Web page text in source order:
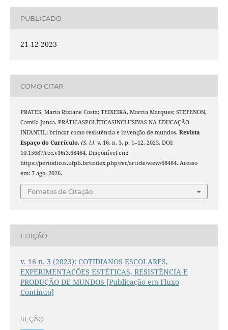
PUBLICADO
21-12-2023
COMO CITAR
PRATES, Maria Riziane Costa; TEIXEIRA, Marcia Marques; STEFENON,
Camila Junca. PRÁTICASPOLÍTICASINCLUSIVAS NA EDUCAÇÃO
INFANTIL: brincar como resistência e invenção de mundos. Revista
Espaço do Currículo, [S. l.], v. 16, n. 3, p. 1–12, 2023. DOI:
10.15687/rec.v16i3.68464. Disponível em:
https://periodicos.ufpb.br/index.php/rec/article/view/68464. Acesso
em: 7 ago. 2026.
Fomatos de Citação
EDIÇÃO
v. 16 n. 3 (2023): COTIDIANOS ESCOLARES,
EXPERIMENTAÇÕES ESTÉTICAS, RESISTÊNCIA E
PRODUÇÃO DE MUNDOS [Publicação em Fluxo
Contínuo]
SEÇÃO